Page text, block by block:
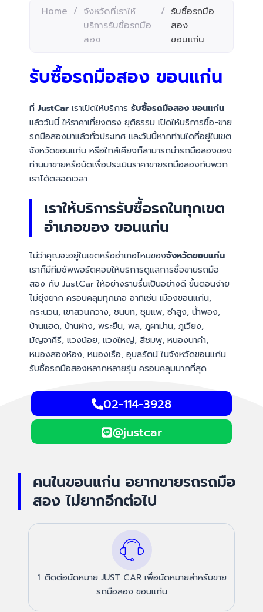
Home / จังหวัดที่เราให้
บริการรับซื้อรถมือ
สอง
/ รับซื้อรถมือ
สอง
ขอนแก่น
รับซื้อรถมือสอง ขอนแก่น
ที่ JustCar เราเปิดให้บริการ รับซื้อรถมือสอง ขอนแก่น
แล้ววันนี้ ให้ราคาเที่ยงตรง ยุติธรรม เปิดให้บริการซื้อ-ขาย
รถมือสองมาแล้วทั่วประเทศ และวันนี้หากท่านใดที่อยู่ในเขต
จังหวัดขอนแก่น หรือใกล้เคียงก็สามารถนำรถมือสองของ
ท่านมาขายหรือนัดเพื่อประเมินราคาขายรถมือสองกับพวก
เราได้ตลอดเวลา
เราให้บริการรับซื้อรถในทุกเขต
อำเภอของ ขอนแก่น
ไม่ว่าคุณจะอยู่ในเขตหรืออำเภอไหนของจังหวัดขอนแก่น
เราก็มีทีมซัพพอร์ตคอยให้บริการดูแลการซื้อขายรถมือ
สอง กับ JustCar ให้อย่างราบรื่นเป็นอย่างดี ขั้นตอนง่าย
ไม่ยุ่งยาก ครอบคลุมทุกเภอ อาทิเช่น เมืองขอนแก่น,
กระนวน, เขาสวนกวาง, ชนบท, ชุมแพ, ซำสูง, น้ำพอง,
บ้านแฮด, บ้านฝาง, พระยืน, พล, ภูผาม่าน, ภูเวียง,
มัญจาคีรี, แวงน้อย, แวงใหญ่, สีชมพู, หนองนาคำ,
หนองสองห้อง, หนองเรือ, อุบลรัตน์ ในจังหวัดขอนแก่น
รับซื้อรถมือสองหลากหลายรุ่น ครอบคลุมมากที่สุด
02-114-3928
@justcar
คนในขอนแก่น อยากขายรถรถมือ
สอง ไม่ยากอีกต่อไป
1. ติดต่อนัดหมาย JUST CAR เพื่อนัดหมายสำหรับขาย
รถมือสอง ขอนแก่น